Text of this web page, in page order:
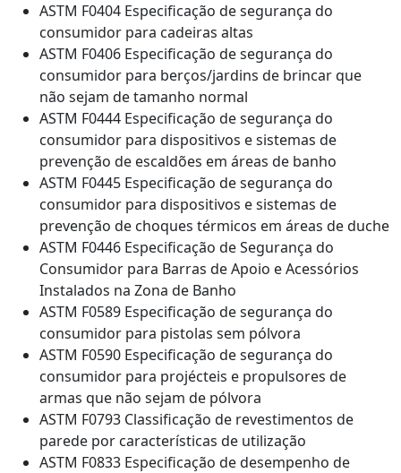
ASTM F0404 Especificação de segurança do
consumidor para cadeiras altas
ASTM F0406 Especificação de segurança do
consumidor para berços/jardins de brincar que
não sejam de tamanho normal
ASTM F0444 Especificação de segurança do
consumidor para dispositivos e sistemas de
prevenção de escaldões em áreas de banho
ASTM F0445 Especificação de segurança do
consumidor para dispositivos e sistemas de
prevenção de choques térmicos em áreas de duche
ASTM F0446 Especificação de Segurança do
Consumidor para Barras de Apoio e Acessórios
Instalados na Zona de Banho
ASTM F0589 Especificação de segurança do
consumidor para pistolas sem pólvora
ASTM F0590 Especificação de segurança do
consumidor para projécteis e propulsores de
armas que não sejam de pólvora
ASTM F0793 Classificação de revestimentos de
parede por características de utilização
ASTM F0833 Especificação de desempenho de